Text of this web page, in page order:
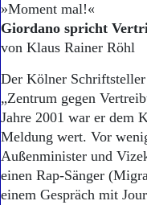
Danzig
»Moment mal!«
Giordano spricht
von Klaus Rainer Röhl
Der Kölner
„Zentrum gegen
Jahre 2001 war er dem
Meldung wert. Vor
Außenminister und
einen Rap-Sänger
einem Gespräch mit